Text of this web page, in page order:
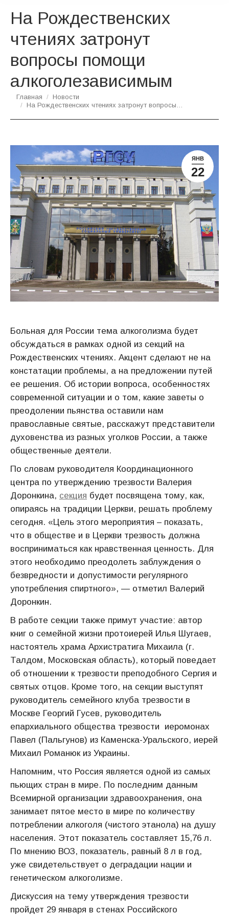
На Рождественских
чтениях затронут
вопросы помощи
алкоголезависимым
Вы здесь:
Главная
Новости
На Рождественских чтениях затронут вопросы…
ЯНВ
22
Больная для России тема алкоголизма будет
обсуждаться в рамках одной из секций на
Рождественских чтениях. Акцент сделают не на
констатации проблемы, а на предложении путей
ее решения. Об истории вопроса, особенностях
современной ситуации и о том, какие заветы о
преодолении пьянства оставили нам
православные святые, расскажут представители
духовенства из разных уголков России, а также
общественные деятели.
По словам руководителя Координационного
центра по утверждению трезвости Валерия
Доронкина, секция будет посвящена тому, как,
опираясь на традиции Церкви, решать проблему
сегодня. «Цель этого мероприятия – показать,
что в обществе и в Церкви трезвость должна
восприниматься как нравственная ценность. Для
этого необходимо преодолеть заблуждения о
безвредности и допустимости регулярного
употребления спиртного», — отметил Валерий
Доронкин.
В работе секции также примут участие: автор
книг о семейной жизни протоиерей Илья Шугаев,
настоятель храма Архистратига Михаила (г.
Талдом, Московская область), который поведает
об отношении к трезвости преподобного Сергия и
святых отцов. Кроме того, на секции выступят
руководитель семейного клуба трезвости в
Москве Георгий Гусев, руководитель
епархиального общества трезвости иеромонах
Павел (Пальгунов) из Каменска-Уральского, иерей
Михаил Романюк из Украины.
Напомним, что Россия является одной из самых
пьющих стран в мире. По последним данным
Всемирной организации здравоохранения, она
занимает пятое место в мире по количеству
потреблении алкоголя (чистого этанола) на душу
населения. Этот показатель составляет 15,76 л.
По мнению ВОЗ, показатель, равный 8 л в год,
уже свидетельствует о деградации нации и
генетическом алкоголизме.
Дискуссия на тему утверждения трезвости
пройдет 29 января в стенах Российского